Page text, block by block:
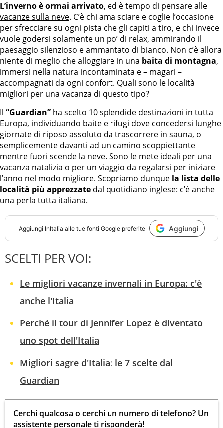
L’inverno è ormai arrivato, ed è tempo di pensare alle
vacanze sulla neve. C’è chi ama sciare e coglie l’occasione
per sfrecciare su ogni pista che gli capiti a tiro, e chi invece
vuole godersi solamente un po’ di relax, ammirando il
paesaggio silenzioso e ammantato di bianco. Non c’è allora
niente di meglio che alloggiare in una baita di montagna,
immersi nella natura incontaminata e – magari –
accompagnati da ogni confort. Quali sono le località
migliori per una vacanza di questo tipo?
Il “Guardian” ha scelto 10 splendide destinazioni in tutta
Europa, individuando baite e rifugi dove concedersi lunghe
giornate di riposo assoluto da trascorrere in sauna, o
semplicemente davanti ad un camino scoppiettante
mentre fuori scende la neve. Sono le mete ideali per una
vacanza natalizia o per un viaggio da regalarsi per iniziare
l’anno nel modo migliore. Scopriamo dunque la lista delle
località più apprezzate dal quotidiano inglese: c’è anche
una perla tutta italiana.
Aggiungi InItalia alle tue fonti Google preferite Aggiungi
SCELTI PER VOI:
Le migliori vacanze invernali in Europa: c'è
anche l'Italia
Perché il tour di Jennifer Lopez è diventato
uno spot dell'Italia
Migliori sagre d'Italia: le 7 scelte dal
Guardian
Cerchi qualcosa o cerchi un numero di telefono? Un
assistente personale ti risponderà!